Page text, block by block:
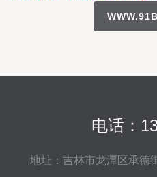
电话：
地址：吉林市龙潭区承德